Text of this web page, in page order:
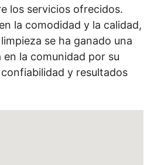
los servicios ofrecidos.
la comodidad y la calidad,
se ha ganado una
la comunidad por su
y resultados